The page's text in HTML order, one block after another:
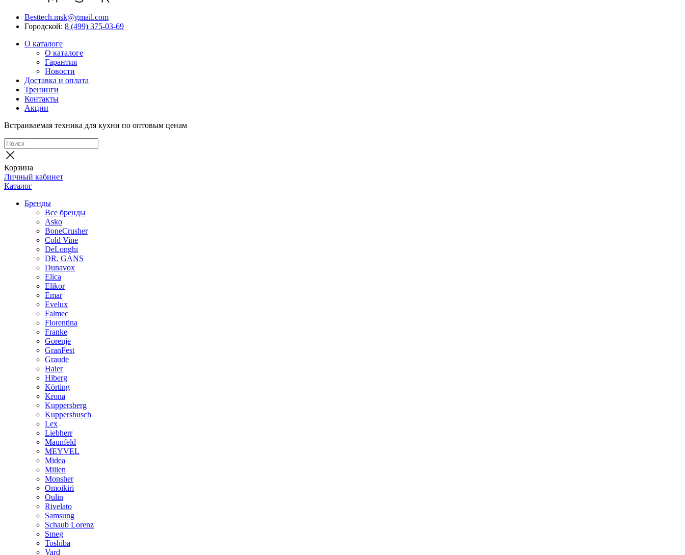
Besttech.msk@gmail.com
Городской: 8 (499) 375-03-69
О каталоге
О каталоге
Гарантия
Новости
Доставка и оплата
Тренинги
Контакты
Акции
Встраиваемая техника для кухни по оптовым ценам
Корзина
Личный кабинет
Каталог
Бренды
Все бренды
Asko
BoneCrusher
Cold Vine
DeLonghi
DR. GANS
Dunavox
Elica
Elikor
Emar
Evelux
Falmec
Florentina
Franke
Gorenje
GranFest
Graude
Haier
Hiberg
Körting
Krona
Kuppersberg
Kuppersbusch
Lex
Liebherr
Maunfeld
MEYVEL
Midea
Millen
Monsher
Omoikiri
Oulin
Rivelato
Samsung
Schaub Lorenz
Smeg
Toshiba
Vard